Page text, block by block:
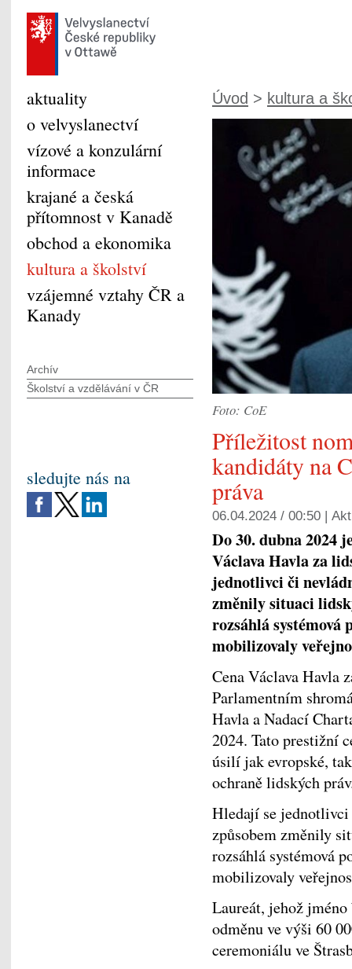
Úvod > kultura a
Foto: CoE
Příležitost
kandidáty na
práva
06.04.2024 / 00:50 |
Do 30. dubna 2024
Václava Havla za
jednotlivci či
změnily situaci
rozsáhlá systémová
mobilizovaly
Cena Václava Havla
Parlamentním
Havla a Nadací
2024. Tato prestižní
úsilí jak evropské,
ochraně lidských
Hledají se jednotlivci
způsobem změnily
rozsáhlá systémová
mobilizovaly
Laureát, jehož
odměnu ve výši 60
ceremoniálu ve
aktuality
o velvyslanectví
vízové a konzulární
informace
krajané a česká
přítomnost v Kanadě
obchod a ekonomika
kultura a školství
vzájemné vztahy ČR a
Kanady
Archív
Školství a vzdělávání v ČR
sledujte nás na